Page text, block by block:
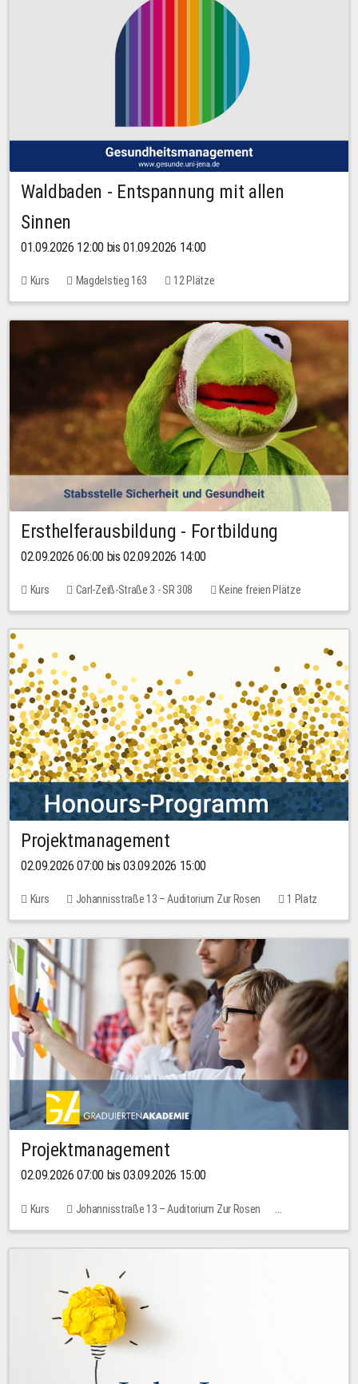
Waldbaden - Entspannung mit allen
Sinnen
01.09.2026 12:00 bis 01.09.2026 14:00
Kurs Magdelstieg 163 12 Plätze
Ersthelferausbildung - Fortbildung
02.09.2026 06:00 bis 02.09.2026 14:00
Kurs Carl-Zeiß-Straße 3 - SR 308 Keine freien Plätze
Projektmanagement
02.09.2026 07:00 bis 03.09.2026 15:00
Kurs Johannisstraße 13 – Auditorium Zur Rosen 1 Platz
Projektmanagement
02.09.2026 07:00 bis 03.09.2026 15:00
Kurs
Johannisstraße 13 – Auditorium Zur Rosen
Keine freien Plätze
30,00 EUR